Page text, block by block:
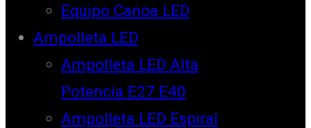
Equipo Canoa LED
Ampolleta LED
Ampolleta LED Alta
Potencia E27 E40
Ampolleta LED Espiral